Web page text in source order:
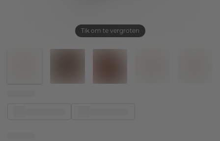
Tik om te vergroten